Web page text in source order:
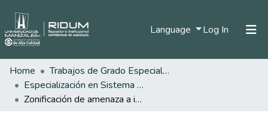
Language Log In (current)
Home
Trabajos de Grado Especializaciones
Especialización en Sistema de Información Geográfica
Zonificación de amenaza a incendios forestales en el departamento del Tolima a través de un modelo automatizado